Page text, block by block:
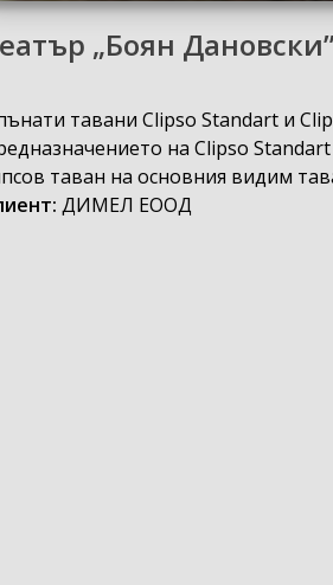
„Боян Дановски”
тавани Clipso Standart и
на Clipso
таван на основния видим
ДИМЕЛ ЕООД